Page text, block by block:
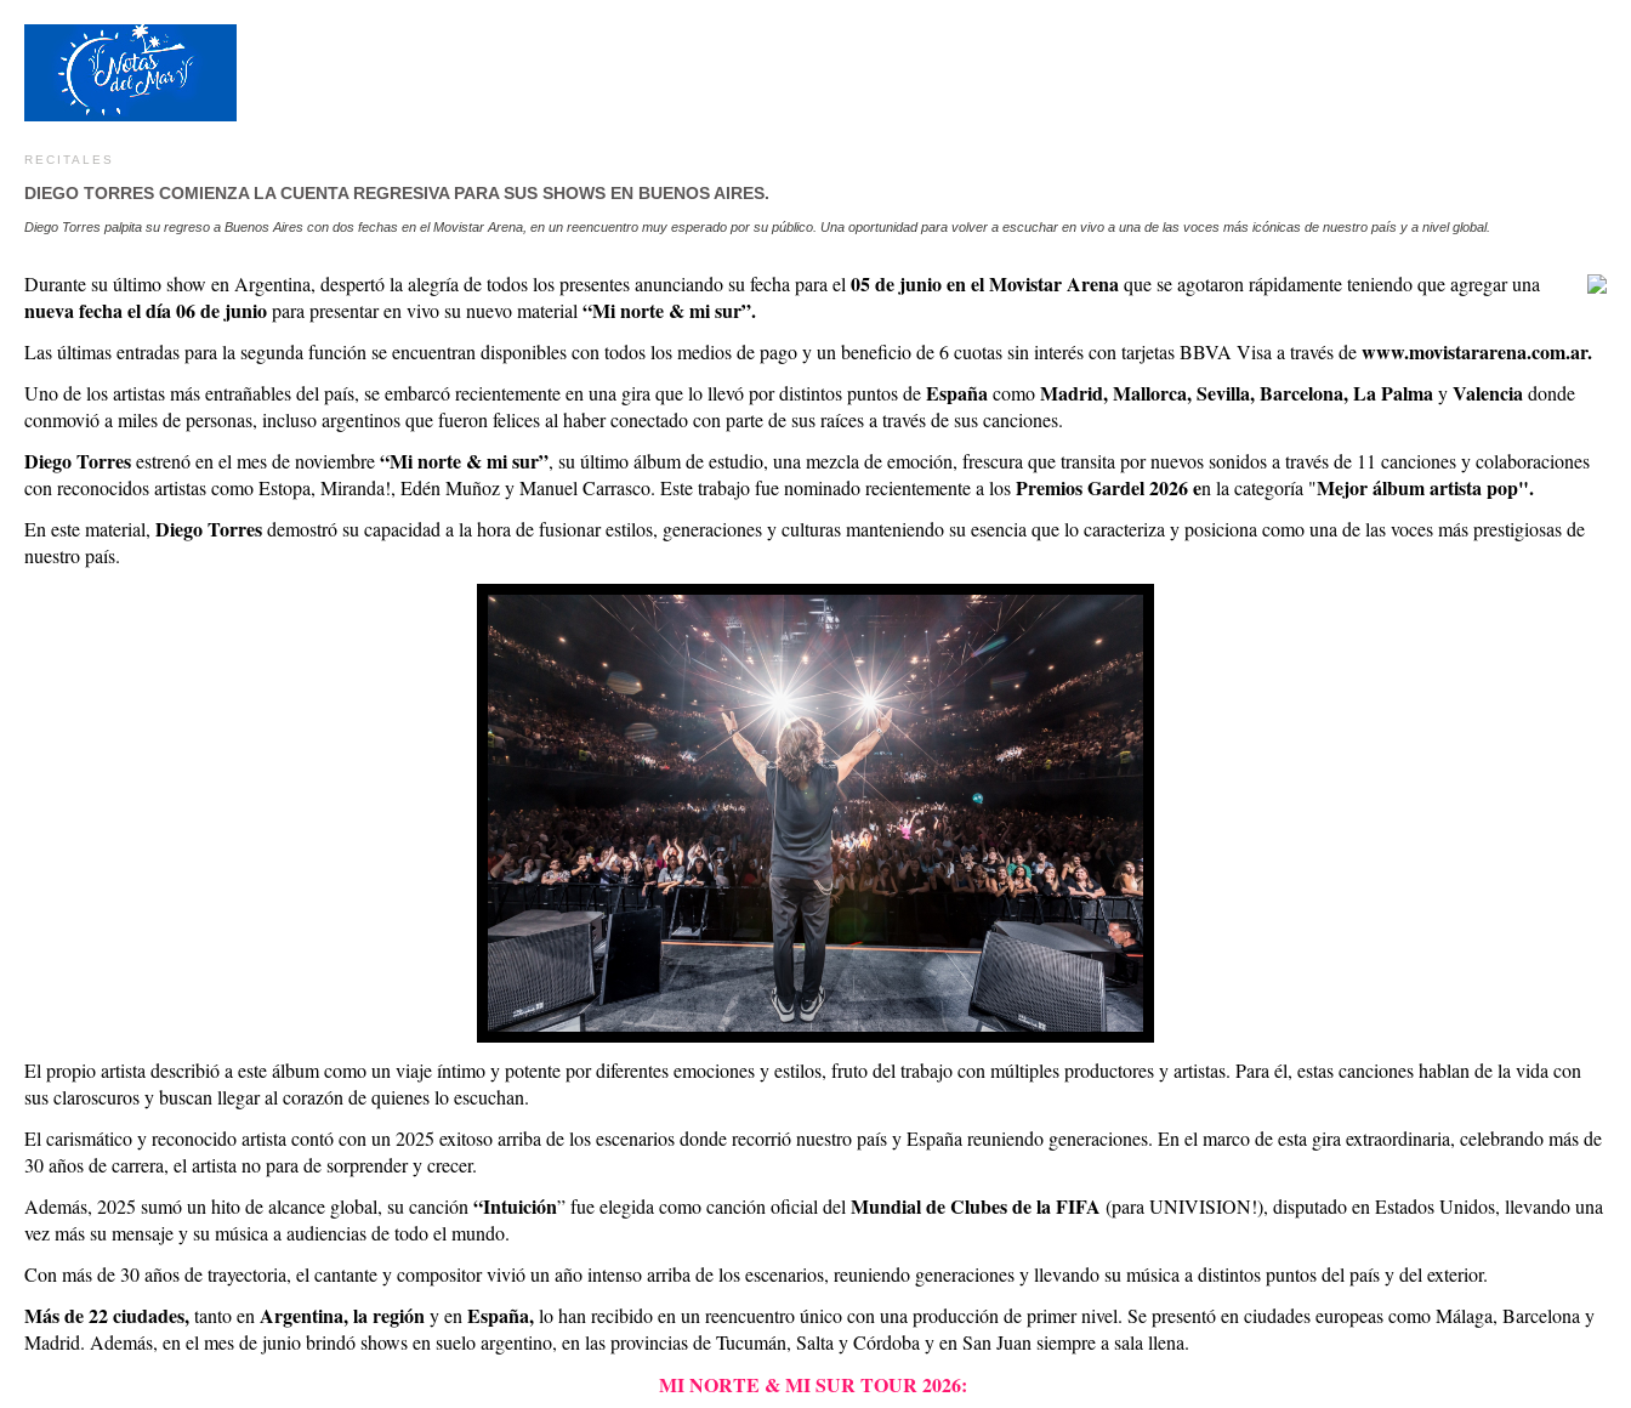
RECITALES
DIEGO TORRES COMIENZA LA CUENTA REGRESIVA PARA SUS SHOWS EN BUENOS AIRES.
Diego Torres palpita su regreso a Buenos Aires con dos fechas en el Movistar Arena, en un reencuentro muy esperado por su público. Una oportunidad para volver a escuchar en vivo a una de las voces más icónicas de nuestro país y a nivel global.
Durante su último show en Argentina, despertó la alegría de todos los presentes anunciando su fecha para el 05 de junio en el Movistar Arenaque se agotaron rápidamente teniendo que agregar una
nueva fecha el día 06 de juniopara presentar en vivo su nuevo material “Mi norte & mi sur”.
Las últimas entradas para la segunda función se encuentran disponibles con todos los medios de pago y un beneficio de 6 cuotas sin interés con tarjetas BBVA Visa a través dewww.movistararena.com.ar.
Uno de los artistas más entrañables del país, se embarcó recientemente en una gira que lo llevó por distintos puntos deEspañacomoMadrid, Mallorca, Sevilla, Barcelona, La PalmayValenciadonde
conmovió a miles de personas, incluso argentinos que fueron felices al haber conectado con parte de sus raíces a través de sus canciones.
Diego Torresestrenó en el mes de noviembre“Mi norte & mi sur”, su último álbum de estudio, una mezcla de emoción, frescura que transita por nuevos sonidos a través de 11 canciones y colaboraciones
con reconocidos artistas como Estopa, Miranda!, Edén Muñoz y Manuel Carrasco. Este trabajo fue nominado recientemente a losPremios Gardel 2026 en la categoría "Mejor álbum artista pop".
En este material, Diego Torresdemostró su capacidad a la hora de fusionar estilos, generaciones y culturas manteniendo su esencia que lo caracteriza y posiciona como una de las voces más prestigiosas de
nuestro país.
El propio artista describió a este álbum como un viaje íntimo y potente por diferentes emociones y estilos, fruto del trabajo con múltiples productores y artistas. Para él, estas canciones hablan de la vida con
sus claroscuros y buscan llegar al corazón de quienes lo escuchan.
El carismático y reconocido artista contó con un 2025 exitoso arriba de los escenarios donde recorrió nuestro país y España reuniendo generaciones. En el marco de esta gira extraordinaria, celebrando más de
30 años de carrera, el artista no para de sorprender y crecer.
Además, 2025 sumó un hito de alcance global, su canción “Intuición” fue elegida como canción oficial del Mundial de Clubes de la FIFA (para UNIVISION!), disputado en Estados Unidos, llevando una
vez más su mensaje y su música a audiencias de todo el mundo.
Con más de 30 años de trayectoria, el cantante y compositor vivió un año intenso arriba de los escenarios, reuniendo generaciones y llevando su música a distintos puntos del país y del exterior.
Más de 22 ciudades,tanto en Argentina, la regióny en España,lo han recibido en un reencuentro único con una producción de primer nivel. Se presentó en ciudades europeas como Málaga, Barcelona y
Madrid. Además, en el mes de junio brindó shows en suelo argentino, en las provincias de Tucumán, Salta y Córdoba y en San Juan siempre a sala llena.
MI NORTE & MI SUR TOUR 2026: